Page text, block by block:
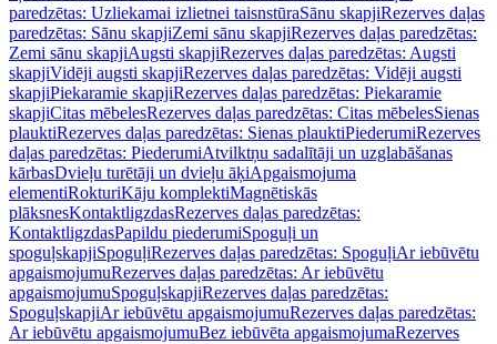
paredzētas: Uzliekamai izlietnei taisnstūraSānu skapjiRezerves daļas
paredzētas: Sānu skapjiZemi sānu skapjiRezerves daļas paredzētas:
Zemi sānu skapjiAugsti skapjiRezerves daļas paredzētas: Augsti
skapjiVidēji augsti skapjiRezerves daļas paredzētas: Vidēji augsti
skapjiPiekaramie skapjiRezerves daļas paredzētas: Piekaramie
skapjiCitas mēbelesRezerves daļas paredzētas: Citas mēbelesSienas
plauktiRezerves daļas paredzētas: Sienas plauktiPiederumiRezerves
daļas paredzētas: PiederumiAtvilktņu sadalītāji un uzglabāšanas
kārbasDvieļu turētāji un dvieļu āķiApgaismojuma
elementiRokturiKāju komplektiMagnētiskās
plāksnesKontaktligzdasRezerves daļas paredzētas:
KontaktligzdasPapildu piederumiSpoguļi un
spoguļskapjiSpoguļiRezerves daļas paredzētas: SpoguļiAr iebūvētu
apgaismojumuRezerves daļas paredzētas: Ar iebūvētu
apgaismojumuSpoguļskapjiRezerves daļas paredzētas:
SpoguļskapjiAr iebūvētu apgaismojumuRezerves daļas paredzētas:
Ar iebūvētu apgaismojumuBez iebūvēta apgaismojumaRezerves